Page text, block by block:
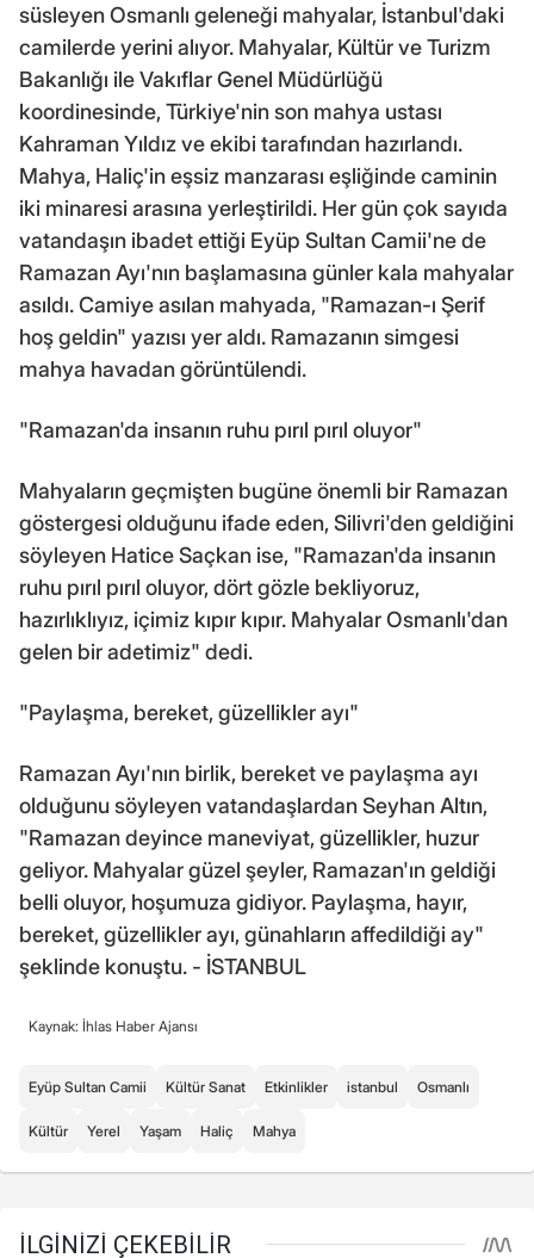
süsleyen Osmanlı geleneği mahyalar, İstanbul'daki
camilerde yerini alıyor. Mahyalar, Kültür ve Turizm
Bakanlığı ile Vakıflar Genel Müdürlüğü
koordinesinde, Türkiye'nin son mahya ustası
Kahraman Yıldız ve ekibi tarafından hazırlandı.
Mahya, Haliç'in eşsiz manzarası eşliğinde caminin
iki minaresi arasına yerleştirildi. Her gün çok sayıda
vatandaşın ibadet ettiği Eyüp Sultan Camii'ne de
Ramazan Ayı'nın başlamasına günler kala mahyalar
asıldı. Camiye asılan mahyada, "Ramazan-ı Şerif
hoş geldin" yazısı yer aldı. Ramazanın simgesi
mahya havadan görüntülendi.
"Ramazan'da insanın ruhu pırıl pırıl oluyor"
Mahyaların geçmişten bugüne önemli bir Ramazan
göstergesi olduğunu ifade eden, Silivri'den geldiğini
söyleyen Hatice Saçkan ise, "Ramazan'da insanın
ruhu pırıl pırıl oluyor, dört gözle bekliyoruz,
hazırlıklıyız, içimiz kıpır kıpır. Mahyalar Osmanlı'dan
gelen bir adetimiz" dedi.
"Paylaşma, bereket, güzellikler ayı"
Ramazan Ayı'nın birlik, bereket ve paylaşma ayı
olduğunu söyleyen vatandaşlardan Seyhan Altın,
"Ramazan deyince maneviyat, güzellikler, huzur
geliyor. Mahyalar güzel şeyler, Ramazan'ın geldiği
belli oluyor, hoşumuza gidiyor. Paylaşma, hayır,
bereket, güzellikler ayı, günahların affedildiği ay"
şeklinde konuştu. - İSTANBUL
Kaynak: İhlas Haber Ajansı
Eyüp Sultan Camii Kültür Sanat Etkinlikler istanbul Osmanlı
Kültür Yerel Yaşam Haliç Mahya